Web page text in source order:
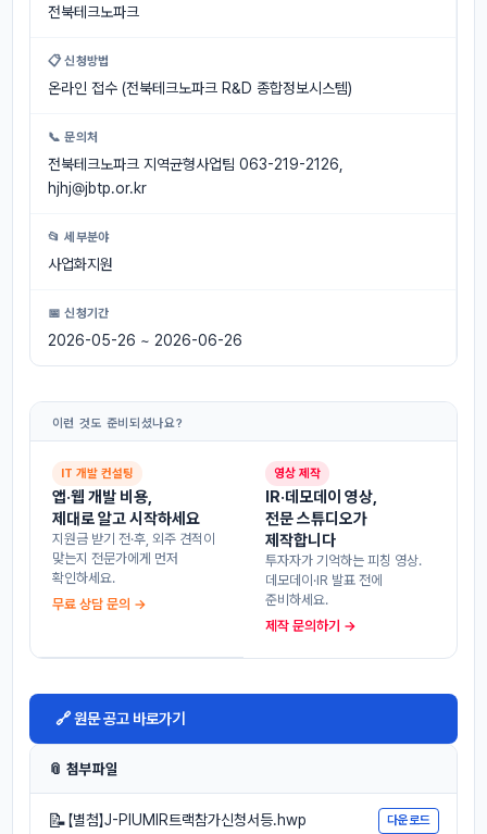
전북테크노파크
📋 신청방법
온라인 접수 (전북테크노파크 R&D 종합정보시스템)
📞 문의처
전북테크노파크 지역균형사업팀 063-219-2126,
hjhj@jbtp.or.kr
📂 세부분야
사업화지원
📅 신청기간
2026-05-26 ~ 2026-06-26
이런 것도 준비되셨나요?
IT 개발 컨설팅
앱·웹 개발 비용,
제대로 알고 시작하세요
지원금 받기 전·후, 외주 견적이
맞는지 전문가에게 먼저
확인하세요.
무료 상담 문의 →
영상 제작
IR·데모데이 영상,
전문 스튜디오가
제작합니다
투자자가 기억하는 피칭 영상.
데모데이·IR 발표 전에
준비하세요.
제작 문의하기 →
🔗 원문 공고 바로가기
📎 첨부파일
📝 【별첨】J-PIUMIR트랙참가신청서등.hwp 다운로드